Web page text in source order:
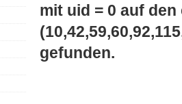
mit uid = 0 auf den
(
gefunden.